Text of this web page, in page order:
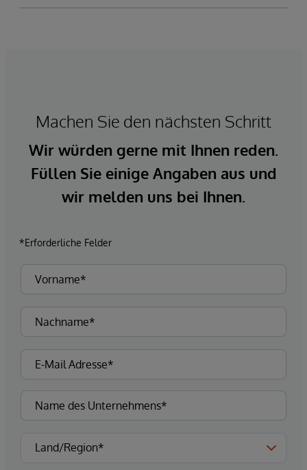
Machen Sie den nächsten Schritt
Wir würden gerne mit Ihnen reden.
Füllen Sie einige Angaben aus und
wir melden uns bei Ihnen.
*Erforderliche Felder